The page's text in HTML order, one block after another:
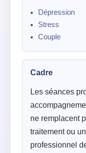
Dépression
Stress
Couple
Cadre
Les séances
ne remplacent
traitement ou
professionnel